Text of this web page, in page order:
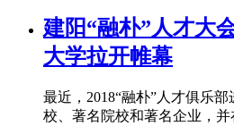
建阳“融朴”人才大
大学拉开帷幕
最近，2018“融朴”人才俱乐
校、著名院校和著名企业，并